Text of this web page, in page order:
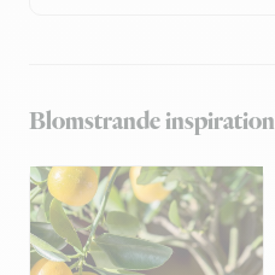
Blomstrande inspiration